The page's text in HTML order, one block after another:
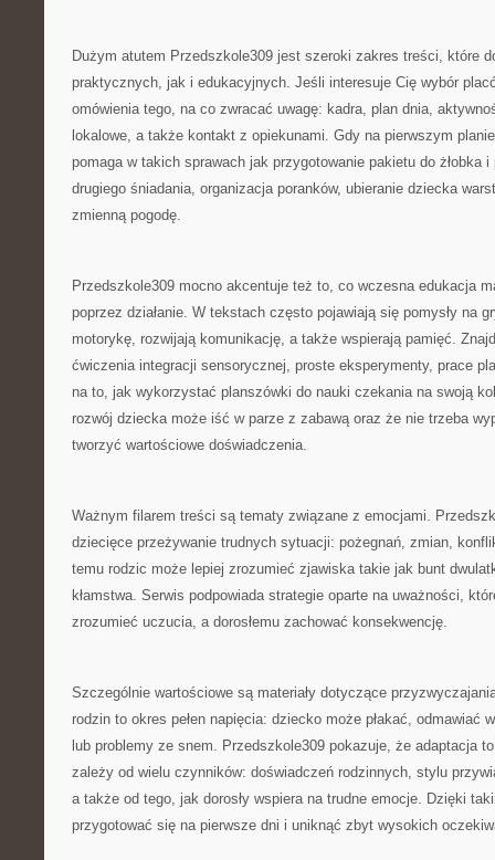
Dużym atutem Przedszkole309 jest szeroki zakres treści, które
praktycznych, jak i edukacyjnych. Jeśli interesuje Cię wybór
omówienia tego, na co zwracać uwagę: kadra, plan dnia,
lokalowe, a także kontakt z opiekunami. Gdy na pierwszym
pomaga w takich sprawach jak przygotowanie pakietu do żłobka
drugiego śniadania, organizacja poranków, ubieranie dziecka
zmienną pogodę.
Przedszkole309 mocno akcentuje też to, co wczesna edukacja
poprzez działanie. W tekstach często pojawiają się pomysły na
motorykę, rozwijają komunikację, a także wspierają pamięć.
ćwiczenia integracji sensorycznej, proste eksperymenty, prace
na to, jak wykorzystać planszówki do nauki czekania na swoją
rozwój dziecka może iść w parze z zabawą oraz że nie trzeba
tworzyć wartościowe doświadczenia.
Ważnym filarem treści są tematy związane z emocjami.
dziecięce przeżywanie trudnych sytuacji: pożegnań, zmian,
temu rodzic może lepiej zrozumieć zjawiska takie jak bunt
kłamstwa. Serwis podpowiada strategie oparte na uważności,
zrozumieć uczucia, a dorosłemu zachować konsekwencję.
Szczególnie wartościowe są materiały dotyczące
rodzin to okres pełen napięcia: dziecko może płakać, odmawiać
lub problemy ze snem. Przedszkole309 pokazuje, że adaptacja
zależy od wielu czynników: doświadczeń rodzinnych, stylu
a także od tego, jak dorosły wspiera na trudne emocje. Dzięki
przygotować się na pierwsze dni i uniknąć zbyt wysokich